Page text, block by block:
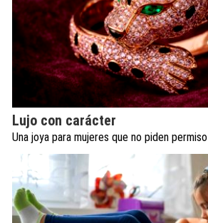
Lujo con carácter
Una joya para mujeres que no piden permiso